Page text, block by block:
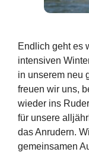
Endlich geht es
intensiven
in unserem neu
freuen wir uns,
wieder ins
für unsere
das Anrudern.
gemeinsamen